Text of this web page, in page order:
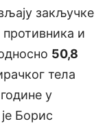
закључке
и
50,8
тела
у
Борис